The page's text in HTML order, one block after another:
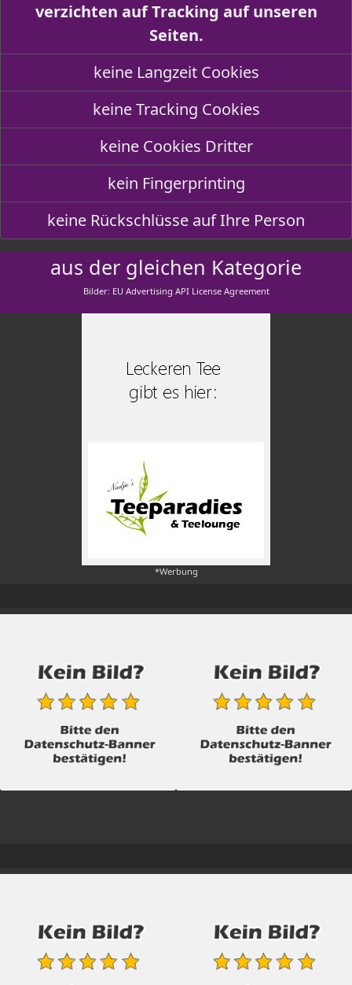
verzichten auf Tracking auf unseren
Seiten.
keine Langzeit Cookies
keine Tracking Cookies
keine Cookies Dritter
kein Fingerprinting
keine Rückschlüsse auf Ihre Person
aus der gleichen Kategorie
Bilder: EU Advertising API License Agreement
*Werbung